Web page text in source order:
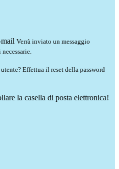
Verrà inviato un messaggio
Effettua il reset della password
la casella di posta elettronica!